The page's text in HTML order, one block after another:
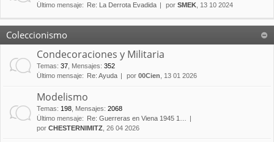
Último mensaje:
Re: La Derrota Evadida por SMEK , 13 10 2024
Coleccionismo
Condecoraciones y Militaria
Temas: 37 Mensajes: 352
Último mensaje:
Re: Ayuda por 00Cien , 13 01 2026
Modelismo
Temas: 198 Mensajes: 2068
Último mensaje:
Re: Guerreras en Viena 1945 1…
por CHESTERNIMITZ , 26 04 2026